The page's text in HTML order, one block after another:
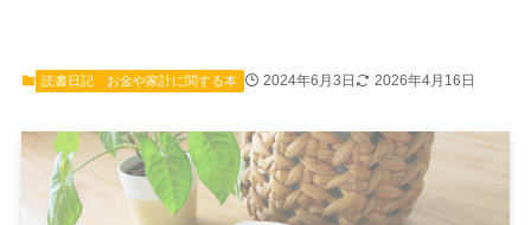
読書日記 お金や家計に関する本 2024年6月3日 2026年4月16日